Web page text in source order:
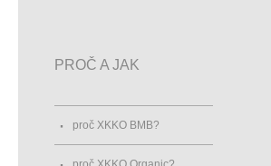
PROČ A JAK
proč XKKO BMB?